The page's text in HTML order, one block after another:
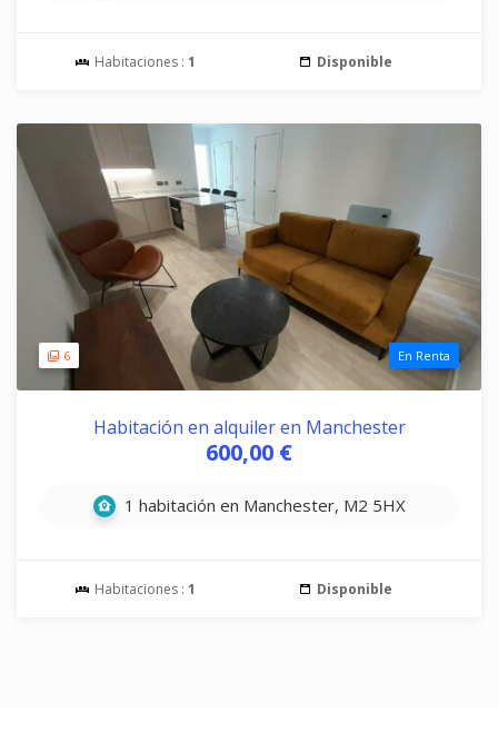
Habitaciones : 1 Disponible
6 En Renta
Habitación en alquiler en Manchester
600,00 €
1 habitación en Manchester, M2 5HX
Habitaciones : 1 Disponible